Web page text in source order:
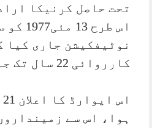
تحت حاصل کرنیکا
نوٹیفکیشن جاری کیا
کارروائی 22 سال تک جاری رہی۔
ہوا، اس سے